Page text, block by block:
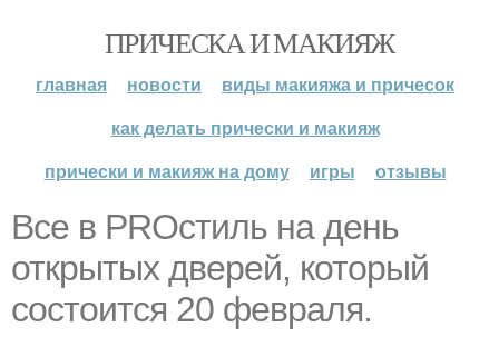
ПРИЧЕСКА И МАКИЯЖ
главная новости
виды макияжа и причесок
как делать прически и макияж
прически и макияж на дому
игры отзывы
Все в PROстиль на день
открытых дверей, который
состоится 20 февраля.